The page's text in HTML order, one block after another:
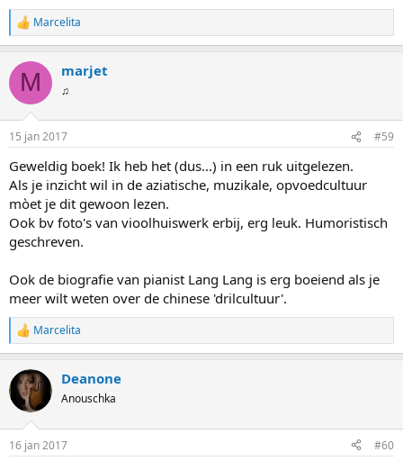
W
a
r
e
n
e
n
:
Marcelita
M marjet
♫
15 jan 2017 #59
Geweldig boek! Ik heb het (dus...) in een ruk uitgelezen.
Als je inzicht wil in de aziatische, muzikale, opvoedcultuur
mòet je dit gewoon lezen.
Ook bv foto's van vioolhuiswerk erbij, erg leuk. Humoristisch
geschreven.
Ook de biografie van pianist Lang Lang is erg boeiend als je
meer wilt weten over de chinese 'drilcultuur'.
W
a
r
d
e
n
Marcelita
Deanone
Anouschka
16 jan 2017 #60